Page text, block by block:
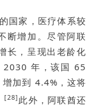
国家，医疗体系较
断增加。尽管阿联
长，呈现出老龄化
2030 年，该国 65
加到 4.4%，这将
[28] 此外，阿联酋还